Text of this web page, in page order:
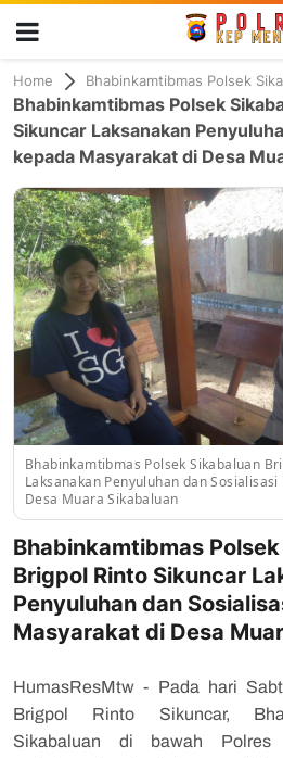
Home Bhabinkamtibmas Polsek
Bhabinkamtibmas Polsek
Sikuncar Laksanakan
kepada Masyarakat di Desa
Bhabinkamtibmas Polsek Sikabaluan
Laksanakan Penyuluhan dan
Desa Muara Sikabaluan
Bhabinkamtibmas
Brigpol Rinto Sikuncar
Penyuluhan dan
Masyarakat di Desa
HumasResMtw - Pada hari
Brigpol Rinto Sikuncar,
Sikabaluan di bawah Polres